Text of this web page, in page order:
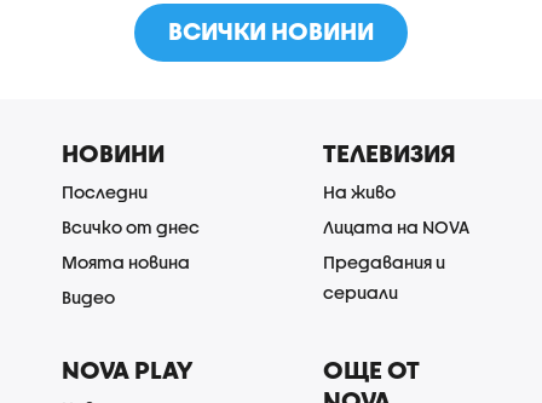
ВСИЧКИ НОВИНИ
НОВИНИ
Последни
Всичко от днес
Моята новина
Видео
ТЕЛЕВИЗИЯ
На живо
Лицата на NOVA
Предавания и
сериали
NOVA PLAY
ОЩЕ ОТ